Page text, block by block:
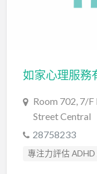
Room 702, 7/
Street Central
28758233
專注力評估 ADHD